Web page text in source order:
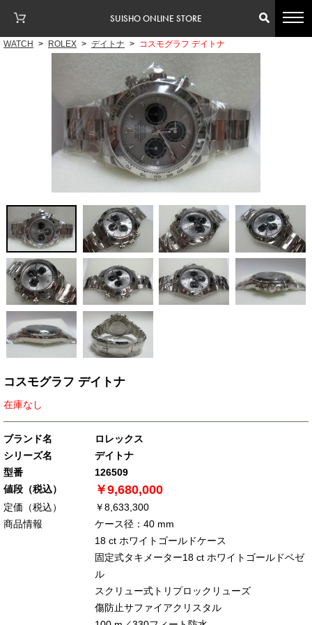
SUISHO ONLINE STORE
WATCH > ROLEX > デイトナ > コスモグラフ デイトナ
コスモグラフ デイトナ
在庫なし
ブランド名
ロレックス
シリーズ名
デイトナ
型番
126509
値段（税込）
￥9,680,000
定価（税込）
￥8,633,300
商品情報
ケース径：40 mm
18 ct ホワイトゴールドケース
固定式タキメーター18 ct ホワイトゴールドベゼ
ル
スクリュー式トリプロックリューズ
傷防止サファイアクリスタル